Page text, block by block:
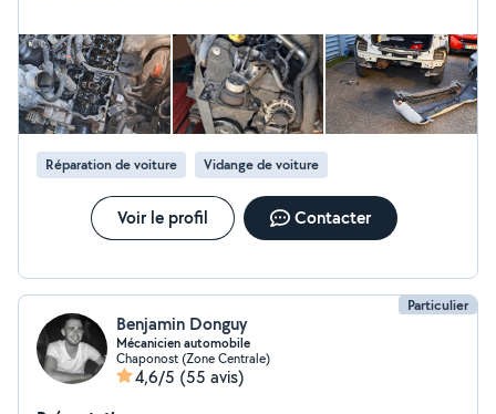
Réparation de voiture Vidange de voiture
Voir le profil Contacter
Particulier
Benjamin Donguy
Mécanicien automobile
Chaponost (Zone Centrale)
4,6/5 (55 avis)